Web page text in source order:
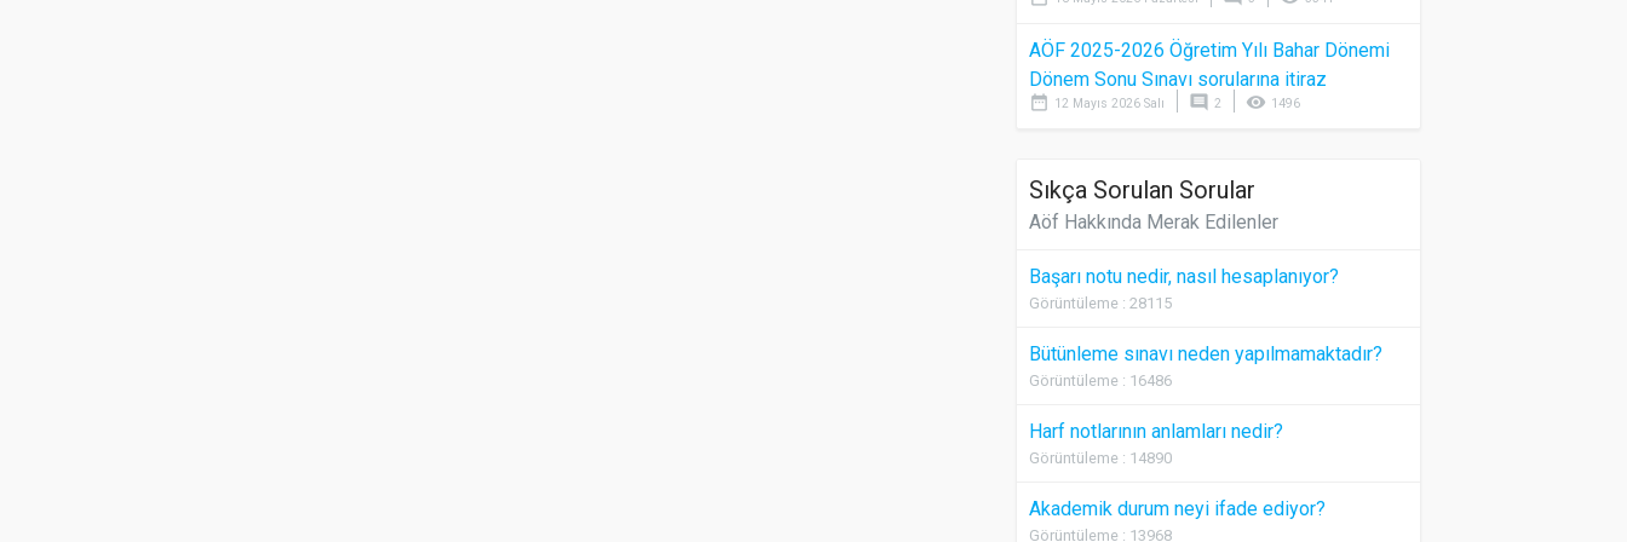
AÖF 2025-2026 Öğretim Yılı Bahar Dönemi
Dönem Sonu Sınavı sorularına itiraz
date_range 12 Mayıs 2026 Salı comment 2 visibility 1496
Sıkça Sorulan Sorular
Aöf Hakkında Merak Edilenler
Başarı notu nedir, nasıl hesaplanıyor?
Görüntüleme : 28115
Bütünleme sınavı neden yapılmamaktadır?
Görüntüleme : 16486
Harf notlarının anlamları nedir?
Görüntüleme : 14890
Akademik durum neyi ifade ediyor?
Görüntüleme : 13968